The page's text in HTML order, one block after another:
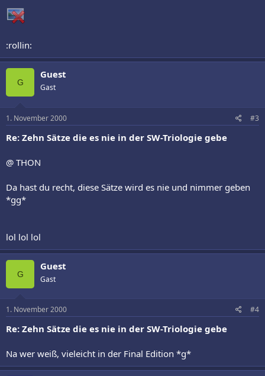
:rollin:
G
Guest
Gast
1. November 2000 #3
Re: Zehn Sätze die es nie in der SW-Triologie gebe
@ THON
Da hast du recht, diese Sätze wird es nie und nimmer geben
*gg*
lol lol lol
G
Guest
Gast
1. November 2000 #4
Re: Zehn Sätze die es nie in der SW-Triologie gebe
Na wer weiß, vieleicht in der Final Edition *g*